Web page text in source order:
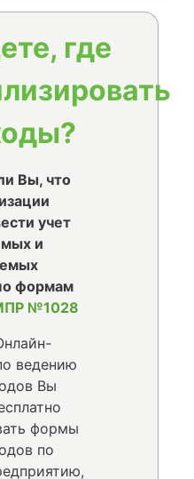
где
Вы, что
учет
и
формам
№1028
ведению
Вы
формы
по